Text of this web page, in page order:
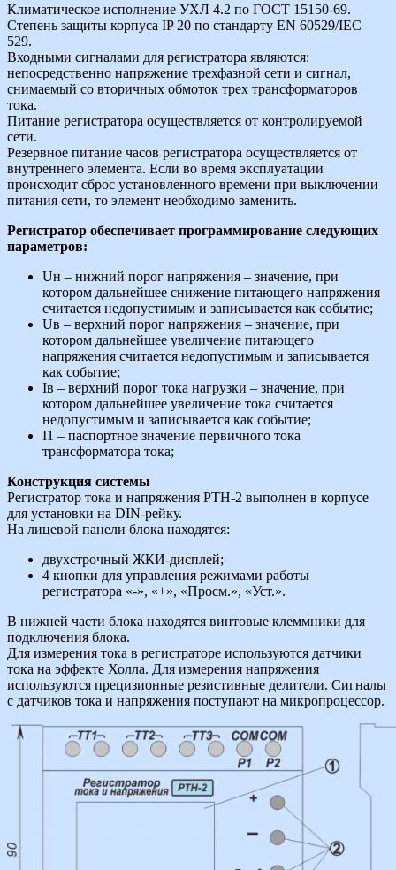
Климатическое исполнение УХЛ 4.2 по ГОСТ 15150-69.
Степень защиты корпуса IP 20 по стандарту EN 60529/IEC
529.
Входными сигналами для регистратора являются:
непосредственно напряжение трехфазной сети и сигнал,
снимаемый со вторичных обмоток трех трансформаторов
тока.
Питание регистратора осуществляется от контролируемой
сети.
Резервное питание часов регистратора осуществляется от
внутреннего элемента. Если во время эксплуатации
происходит сброс установленного времени при выключении
питания сети, то элемент необходимо заменить.
Регистратор обеспечивает программирование следующих
параметров:
Uн – нижний порог напряжения – значение, при
котором дальнейшее снижение питающего напряжения
считается недопустимым и записывается как событие;
Uв – верхний порог напряжения – значение, при
котором дальнейшее увеличение питающего
напряжения считается недопустимым и записывается
как событие;
Iв – верхний порог тока нагрузки – значение, при
котором дальнейшее увеличение тока считается
недопустимым и записывается как событие;
I1 – паспортное значение первичного тока
трансформатора тока;
Конструкция системы
Регистратор тока и напряжения РТН-2 выполнен в корпусе
для установки на DIN-рейку.
На лицевой панели блока находятся:
двухстрочный ЖКИ-дисплей;
4 кнопки для управления режимами работы
регистратора «-», «+», «Просм.», «Уст.».
В нижней части блока находятся винтовые клеммники для
подключения блока.
Для измерения тока в регистраторе используются датчики
тока на эффекте Холла. Для измерения напряжения
используются прецизионные резистивные делители. Сигналы
с датчиков тока и напряжения поступают на микропроцессор.